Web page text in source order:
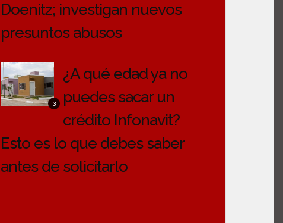
Doenitz; investigan nuevos
presuntos abusos
3
¿A qué edad ya no
puedes sacar un
crédito Infonavit?
Esto es lo que debes saber
antes de solicitarlo